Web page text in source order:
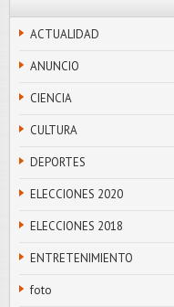
ACTUALIDAD
ANUNCIO
CIENCIA
CULTURA
DEPORTES
ELECCIONES 2020
ELECCIONES 2018
ENTRETENIMIENTO
foto